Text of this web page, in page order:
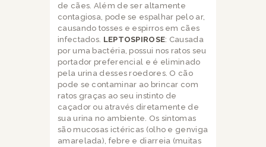
de cães. Além de ser altamente
contagiosa, pode se espalhar pelo ar,
causando tosses e espirros em cães
infectados. LEPTOSPIROSE: Causada
por uma bactéria, possui nos ratos seu
portador preferencial e é eliminado
pela urina desses roedores. O cão
pode se contaminar ao brincar com
ratos graças ao seu instinto de
caçador ou através diretamente de
sua urina no ambiente. Os sintomas
são mucosas ictéricas (olho e genviga
amarelada), febre e diarreia (muitas